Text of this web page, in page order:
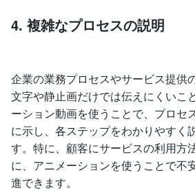
4. 複雑なプロセスの説明
企業の業務プロセスやサービス提供
文字や静止画だけでは伝えにくいこ
ーション動画を使うことで、プロセ
に示し、各ステップをわかりやすく
す。特に、顧客にサービスの利用方
に、アニメーションを使うことで不
進できます。